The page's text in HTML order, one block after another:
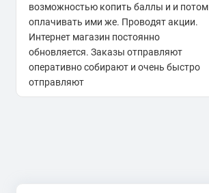
возможностью копить баллы и и потом
оплачивать ими же. Проводят акции.
Интернет магазин постоянно
обновляется. Заказы отправляют
оперативно собирают и очень быстро
отправляют